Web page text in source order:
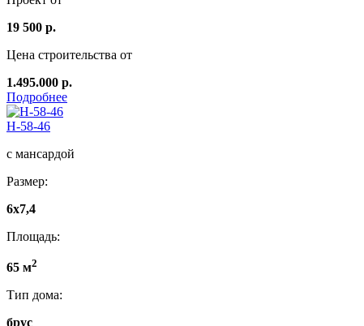
19 500 р.
Цена строительства от
1.495.000 р.
Подробнее
Н-58-46
с мансардой
Размер:
6х7,4
Площадь:
65 м2
Тип дома:
брус